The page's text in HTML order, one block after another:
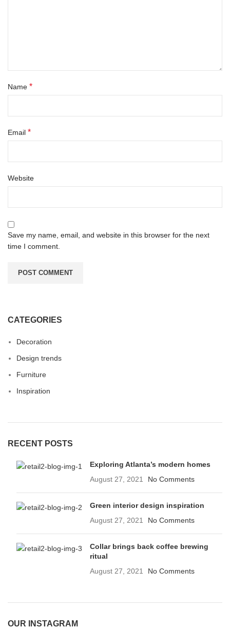
Name *
Email *
Website
Save my name, email, and website in this browser for the next
time I comment.
CATEGORIES
Decoration
Design trends
Furniture
Inspiration
RECENT POSTS
Exploring Atlanta’s modern homes
August 27, 2021
No Comments
Green interior design inspiration
August 27, 2021
No Comments
Collar brings back coffee brewing
ritual
August 27, 2021
No Comments
OUR INSTAGRAM